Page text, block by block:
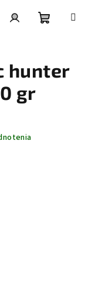
košík
hunter
gr